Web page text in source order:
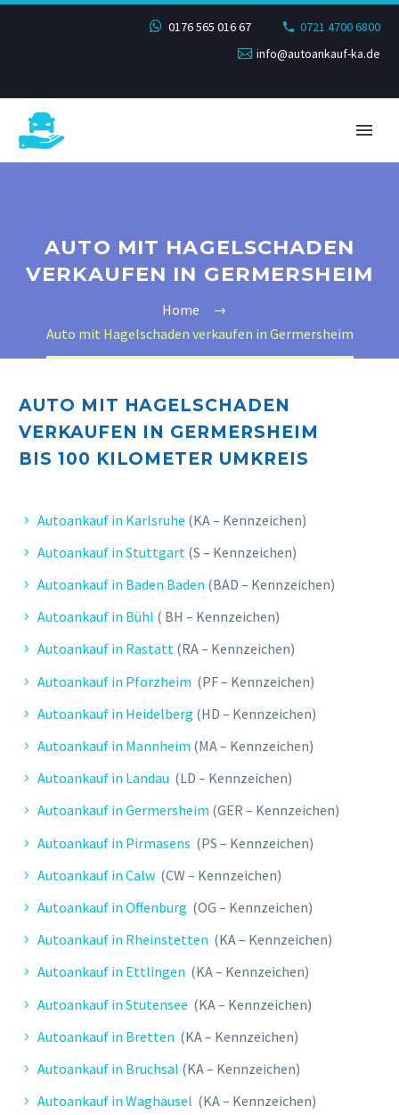
0176 565 016 67
0721 4700 6800
info@autoankauf-ka.de
AUTO MIT HAGELSCHADEN
VERKAUFEN IN GERMERSHEIM
Home
Auto mit Hagelschaden verkaufen in Germersheim
AUTO MIT HAGELSCHADEN
VERKAUFEN IN GERMERSHEIM
BIS 100 KILOMETER UMKREIS
Autoankauf in Karlsruhe (KA – Kennzeichen)
Autoankauf in Stuttgart (S – Kennzeichen)
Autoankauf in Baden Baden (BAD – Kennzeichen)
Autoankauf in Bühl ( BH – Kennzeichen)
Autoankauf in Rastatt (RA – Kennzeichen)
Autoankauf in Pforzheim (PF – Kennzeichen)
Autoankauf in Heidelberg (HD – Kennzeichen)
Autoankauf in Mannheim (MA – Kennzeichen)
Autoankauf in Landau (LD – Kennzeichen)
Autoankauf in Germersheim (GER – Kennzeichen)
Autoankauf in Pirmasens (PS – Kennzeichen)
Autoankauf in Calw (CW – Kennzeichen)
Autoankauf in Offenburg (OG – Kennzeichen)
Autoankauf in Rheinstetten (KA – Kennzeichen)
Autoankauf in Ettlingen (KA – Kennzeichen)
Autoankauf in Stutensee (KA – Kennzeichen)
Autoankauf in Bretten (KA – Kennzeichen)
Autoankauf in Bruchsal (KA – Kennzeichen)
Autoankauf in Waghäusel (KA – Kennzeichen)